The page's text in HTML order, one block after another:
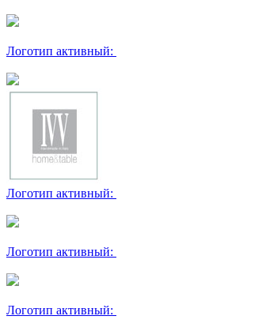
Логотип активный:
Логотип активный:
Логотип активный:
Логотип активный: